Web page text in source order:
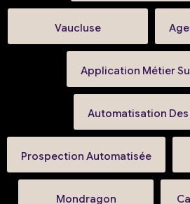
Vaucluse
Application Métier
Automatisation Des
Prospection Automatisée
Mondragon